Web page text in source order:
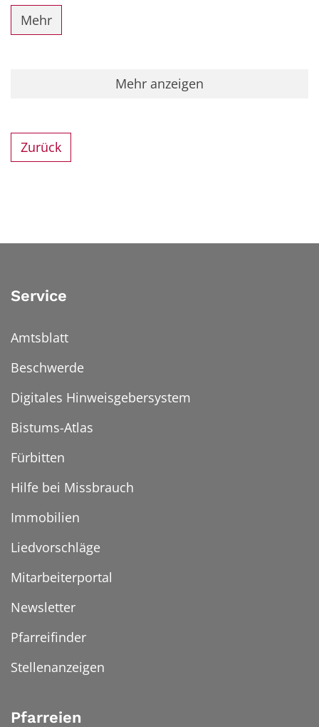
Mehr
Mehr anzeigen
Zurück
Service
Amtsblatt
Beschwerde
Digitales Hinweisgebersystem
Bistums-Atlas
Fürbitten
Hilfe bei Missbrauch
Immobilien
Liedvorschläge
Mitarbeiterportal
Newsletter
Pfarreifinder
Stellenanzeigen
Pfarreien